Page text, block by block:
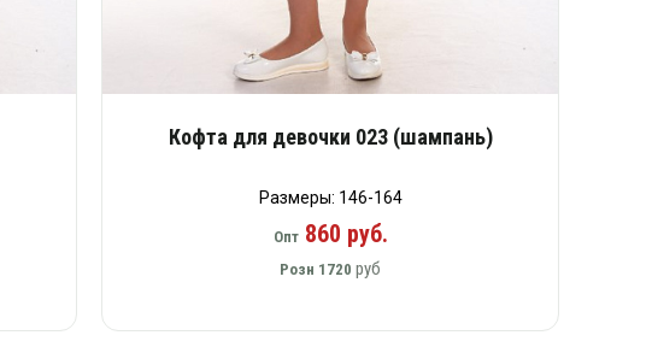
Кофта для девочки 023 (шампань)
Размеры: 146-164
Опт860 руб.
Розн 1720 руб